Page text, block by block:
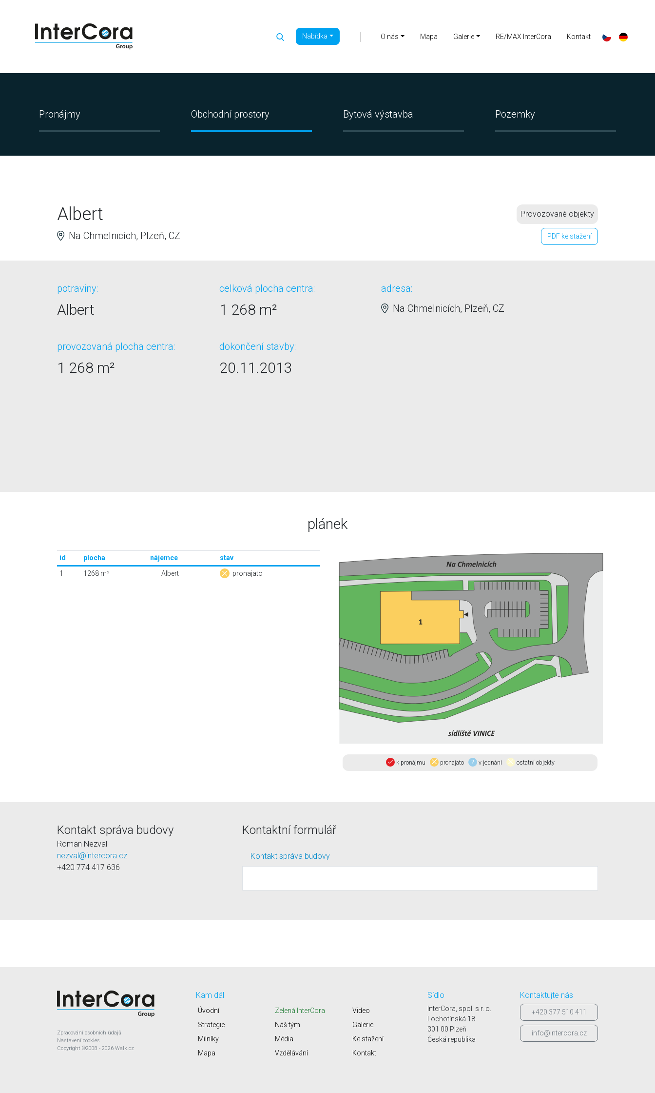
Nabídka O nás Mapa Galerie RE/MAX InterCora Kontakt
Pronájmy Obchodní prostory Bytová výstavba Pozemky
Albert
Na Chmelnicích, Plzeň, CZ
Provozované objekty
PDF ke stažení
potraviny:
Albert
celková plocha centra:
1 268 m²
provozovaná plocha centra:
1 268 m²
dokončení stavby:
20.11.2013
adresa:
Na Chmelnicích, Plzeň, CZ
plánek
k pronájmu pronajato v jednání ostatní objekty
id plocha nájemce
stav
1
1268 m² Albert pronajato
Kontakt správa budovy
Roman Nezval
nezval@intercora.cz
+420 774 417 636
Kontaktní formulář
Kontakt správa budovy
Kontaktujte nás
+420 377 510 411
info@intercora.cz
Kam dál
Úvodní
Strategie
Milníky
Mapa
Zelená InterCora
Náš tým
Média
Vzdělávání
Video
Galerie
Ke stažení
Kontakt
Sídlo
InterCora, spol. s r. o.
Lochotínská 18
301 00 Plzeň
Česká republika
Zpracování osobních údajů
Nastavení cookies
Copyright ©2008 - 2026 Walk.cz